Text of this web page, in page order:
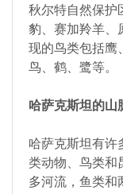
秋尔特自然保护
豹、赛加羚羊、
现的鸟类包括鹰
鸟、鹤、鹭等。
哈萨克斯坦的山
哈萨克斯坦有许
类动物、鸟类和
多河流，鱼类和